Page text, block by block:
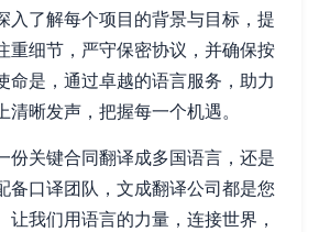
入了解每个项目的背景与目标，提
重细节，严守保密协议，并确保按
命是，通过卓越的语言服务，助力
清晰发声，把握每一个机遇。
份关键合同翻译成多国语言，还是
备口译团队，文成翻译公司都是您
让我们用语言的力量，连接世界，